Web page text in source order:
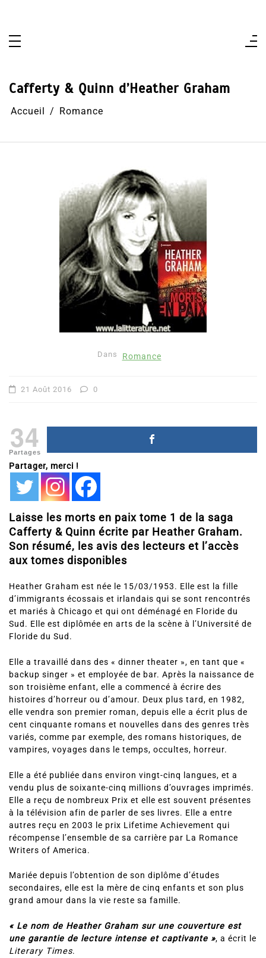
Cafferty & Quinn d’Heather Graham
Accueil Romance
Dans Romance
21 Août 2016 0
34
Partages
Partager, merci !
Laisse les morts en paix tome 1 de la saga
Cafferty & Quinn écrite par Heather Graham.
Son résumé, les avis des lecteurs et l’accès
aux tomes disponibles
Heather Graham est née le 15/03/1953. Elle est la fille
d’immigrants écossais et irlandais qui se sont rencontrés
et mariés à Chicago et qui ont déménagé en Floride du
Sud. Elle est diplômée en arts de la scène à l’Université de
Floride du Sud.
Elle a travaillé dans des « dinner theater », en tant que «
backup singer » et employée de bar. Après la naissance de
son troisième enfant, elle a commencé à écrire des
histoires d’horreur ou d’amour. Deux plus tard, en 1982,
elle vendra son premier roman, depuis elle a écrit plus de
cent cinquante romans et nouvelles dans des genres très
variés, comme par exemple, des romans historiques, de
vampires, voyages dans le temps, occultes, horreur.
Elle a été publiée dans environ vingt-cinq langues, et a
vendu plus de soixante-cinq millions d’ouvrages imprimés.
Elle a reçu de nombreux Prix et elle est souvent présentes
à la télévision afin de parler de ses livres. Elle a entre
autres reçu en 2003 le prix Lifetime Achievement qui
récompense l’ensemble de sa carrière par La Romance
Writers of America.
Mariée depuis l’obtention de son diplôme d’études
secondaires, elle est la mère de cinq enfants et son plus
grand amour dans la vie reste sa famille.
« Le nom de Heather Graham sur une couverture est
une garantie de lecture intense et captivante », a écrit le
Literary Times.